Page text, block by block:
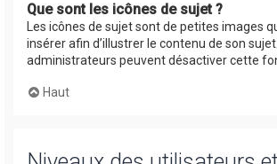
Que sont les icônes de sujet ?
Les icônes de sujet sont de petites images
insérer afin d’illustrer le contenu de son
administrateurs peuvent désactiver cette
Haut